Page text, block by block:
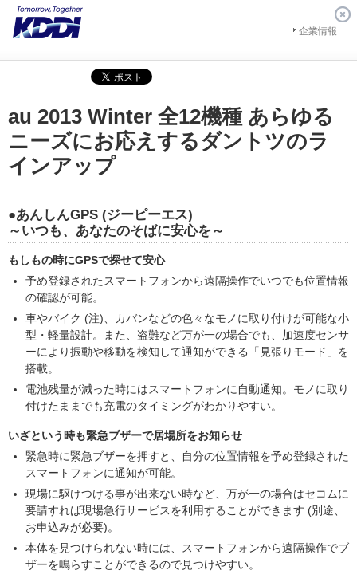
企業情報
au 2013 Winter 全12機種 あらゆる
ニーズにお応えするダントツのラ
インアップ
●あんしんGPS (ジーピーエス)
～いつも、あなたのそばに安心を～
もしもの時にGPSで探せて安心
予め登録されたスマートフォンから遠隔操作でいつでも位置情報
の確認が可能。
車やバイク (注)、カバンなどの色々なモノに取り付けが可能な小
型・軽量設計。また、盗難など万が一の場合でも、加速度センサ
ーにより振動や移動を検知して通知ができる「見張りモード」を
搭載。
電池残量が減った時にはスマートフォンに自動通知。モノに取り
付けたままでも充電のタイミングがわかりやすい。
いざという時も緊急ブザーで居場所をお知らせ
緊急時に緊急ブザーを押すと、自分の位置情報を予め登録された
スマートフォンに通知が可能。
現場に駆けつける事が出来ない時など、万が一の場合はセコムに
要請すれば現場急行サービスを利用することができます (別途、
お申込みが必要)。
本体を見つけられない時には、スマートフォンから遠隔操作でブ
ザーを鳴らすことができるので見つけやすい。